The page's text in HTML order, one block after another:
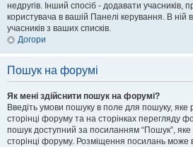
недругів. Інший спосіб - додавати учасників,
користувача в вашій Панелі керування. В
учасників з ваших списків.
Догори
Пошук на форумі
Як мені здійснити пошук на форумі?
Введіть умови пошуку в поле для пошуку, яке
сторінці форуму та на сторінках перегляду
пошук доступний за посиланням “Пошук”, яке
сторінці форуму. Розміщення посилань може